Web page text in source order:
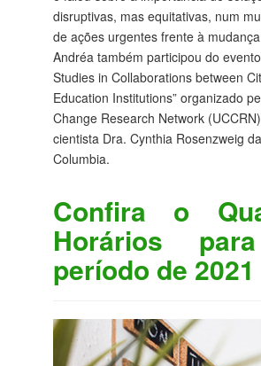
disruptivas, mas equitativas, num
de ações urgentes frente à
Andréa também participou do
Studies in Collaborations between
Education Institutions” organizado
Change Research Network
cientista Dra. Cynthia Rosenzweig
Columbia.
Confira o
Horários
período de 2021